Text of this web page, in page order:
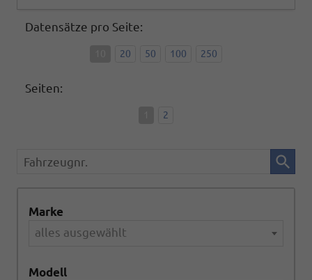
Datensätze pro Seite:
20 50 100 250
Seiten:
2
Fahrzeugnr.
Marke
alles ausgewählt
Modell